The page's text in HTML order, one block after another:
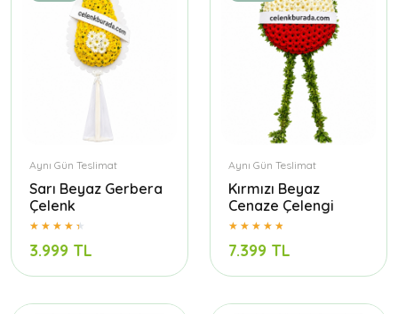
Aynı Gün Teslimat
Sarı Beyaz Gerbera
Çelenk
3.999 TL
Aynı Gün Teslimat
Kırmızı Beyaz
Cenaze Çelengi
7.399 TL